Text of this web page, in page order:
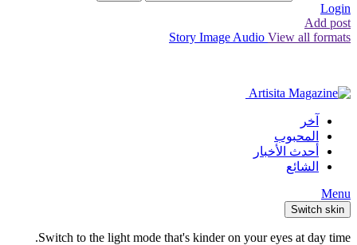
Login
Add post
Story Image Audio View all formats
آخر
المحبوب
أحدث الأخبار
الشائع
Menu
Switch skin
Switch to the light mode that's kinder on your eyes at day time.